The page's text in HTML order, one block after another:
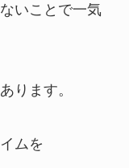
いことで一気
ります。
ムを